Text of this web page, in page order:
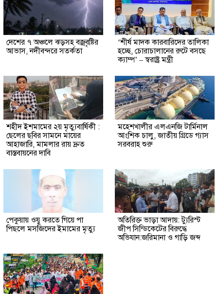
দেশের ৭ অঞ্চলে ঝড়সহ বজ্রবৃষ্টির
আভাস, নদীবন্দরে সতর্কতা
‘শীর্ষ মাদক কারবারিদের তালিকা
হচ্ছে, চোরাচালানের রুটে বসছে
ক্যাম্প’ – স্বরাষ্ট্র মন্ত্রী
শহীদ ইশমামের ২য় মৃত্যুবার্ষিকী :
ছেলের ছবির সামনে মায়ের
আহাজারি, মামলার রায় দ্রুত
বাস্তবায়নের দাবি
মহেশখালীর এলএনজি টার্মিনাল
আংশিক চালু, জাতীয় গ্রিডে গ্যাস
সরবরাহ শুরু
পেকুয়ায় ওযু করতে গিয়ে পা
পিছলে মসজিদের ইমামের মৃত্যু
অতিরিক্ত ভাড়া আদায়: ট্যুরিস্ট
জীপ সিন্ডিকেটের বিরুদ্ধে
অভিযান:জরিমানা ও গাড়ি জব্দ